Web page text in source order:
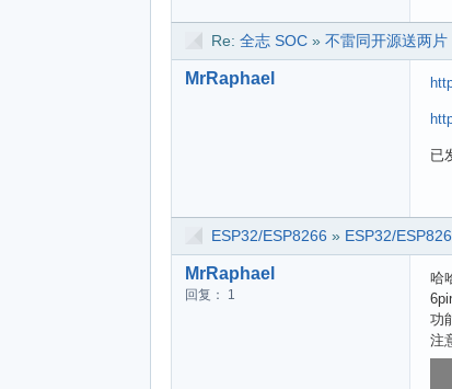
Re: 全志 SOC » 不雷同开源送两
MrRaphael
已
ESP32/ESP8266 » ESP32/
MrRaphael
回复： 1
哈
功
注